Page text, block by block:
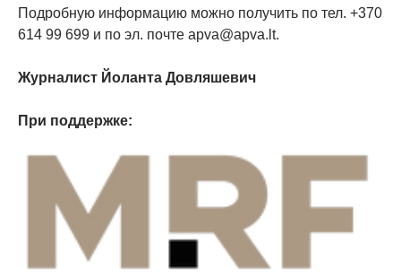
Подробную информацию можно получить по тел. +370
614 99 699 и по эл. почте apva@apva.lt.
Журналист Йоланта Довляшевич
При поддержке: